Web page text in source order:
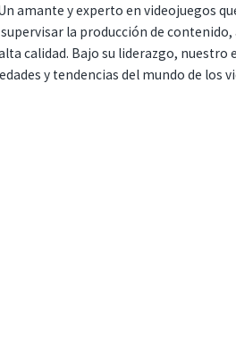
amante y experto en videojuegos
la producción de contenido,
calidad. Bajo su liderazgo, nuestro
y tendencias del mundo de los